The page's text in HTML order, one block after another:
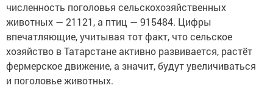
численность поголовья сельскохозяйственных
животных — 21121, а птиц — 915484. Цифры
впечатляющие, учитывая тот факт, что сельское
хозяйство в Татарстане активно развивается, растёт
фермерское движение, а значит, будут увеличиваться
и поголовье животных.